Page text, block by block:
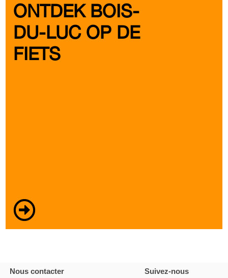
ONTDEK BOIS-
DU-LUC OP DE
FIETS
Nous contacter Suivez-nous